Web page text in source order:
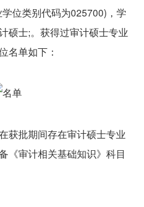
位类别代码为025700)，学
硕士;。获得过审计硕士专业
名单如下：
获批期间存在审计硕士专业
《审计相关基础知识》科目